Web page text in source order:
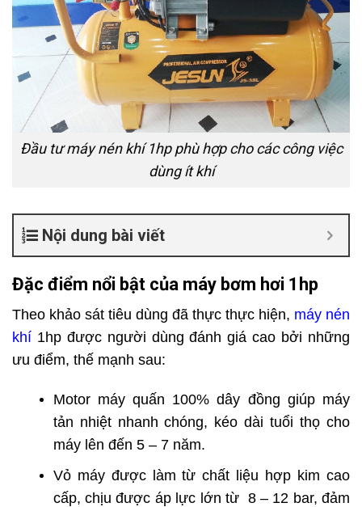
Đầu tư máy nén khí 1hp phù hợp cho các công việc
dùng ít khí
Nội dung bài viết
Đặc điểm nổi bật của máy bơm hơi 1hp
Theo khảo sát tiêu dùng đã thực thực hiện, máy nén
khí 1hp được người dùng đánh giá cao bởi những
ưu điểm, thế mạnh sau:
Motor máy quấn 100% dây đồng giúp máy
tản nhiệt nhanh chóng, kéo dài tuổi thọ cho
máy lên đến 5 – 7 năm.
Vỏ máy được làm từ chất liệu hợp kim cao
cấp, chịu được áp lực lớn từ 8 – 12 bar, đảm